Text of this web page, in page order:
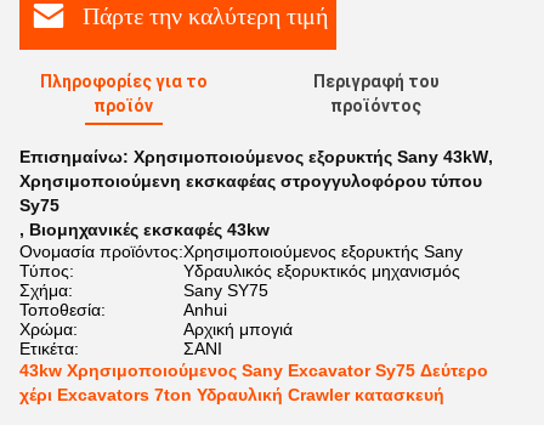
Πάρτε την καλύτερη τιμή
Πληροφορίες για το
προϊόν
Περιγραφή του
προϊόντος
Επισημαίνω: Χρησιμοποιούμενος εξορυκτής Sany 43kW,
Χρησιμοποιούμενη εκσκαφέας στρογγυλοφόρου τύπου
Sy75
, Βιομηχανικές εκσκαφές 43kw
Ονομασία προϊόντος:Χρησιμοποιούμενος εξορυκτής Sany
Τύπος:
Υδραυλικός εξορυκτικός μηχανισμός
Σχήμα:
Sany SY75
Τοποθεσία:
Anhui
Χρώμα:
Αρχική μπογιά
Ετικέτα:
ΣΑΝΙ
43kw Χρησιμοποιούμενος Sany Excavator Sy75 Δεύτερο
χέρι Excavators 7ton Υδραυλική Crawler κατασκευή